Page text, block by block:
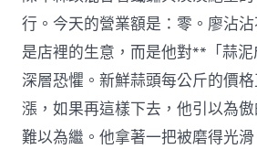
行。今天的營業額是：零。廖沾
是店裡的生意，而是他對**「蒜
深層恐懼。新鮮蒜頭每公斤的價
漲，如果再這樣下去，他引以為
難以為繼。他拿著一把被磨得光